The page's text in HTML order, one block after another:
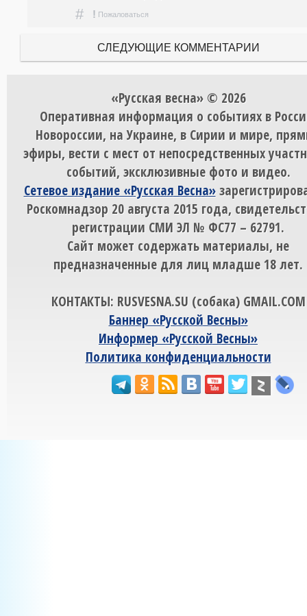
# ! Пожаловаться
СЛЕДУЮЩИЕ КОММЕНТАРИИ
«Русская весна» © 2026
Оперативная информация о событиях в
Новороссии, на Украине, в Сирии и мире,
эфиры, вести с мест от непосредственных
событий, эксклюзивные фото и видео.
Сетевое издание «Русская Весна»
Роскомнадзор 20 августа 2015 года,
регистрации СМИ ЭЛ № ФС77 – 62791.
Сайт может содержать материалы, не
предназначенные для лиц младше 18 лет.
КОНТАКТЫ: RUSVESNA.SU (собака) GMAIL.COM
Баннер «Русской Весны»
Информер «Русской Весны»
Политика конфиденциальности